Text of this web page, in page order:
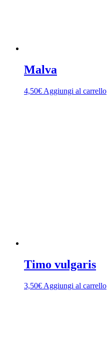
Malva
4,50€ Aggiungi al carrello
Timo vulgaris
3,50€ Aggiungi al carrello